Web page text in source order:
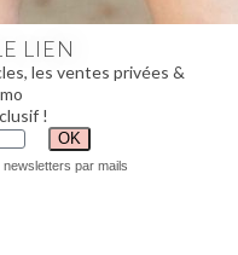
LIEN
les ventes privées &
!
par mails